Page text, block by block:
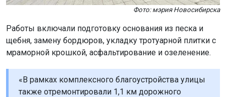
Фото: мэрия Новосибирска
Работы включали подготовку основания из песка и
щебня, замену бордюров, укладку тротуарной плитки с
мраморной крошкой, асфальтирование и озеленение.
«В рамках комплексного благоустройства улицы
также отремонтировали 1,1 км дорожного